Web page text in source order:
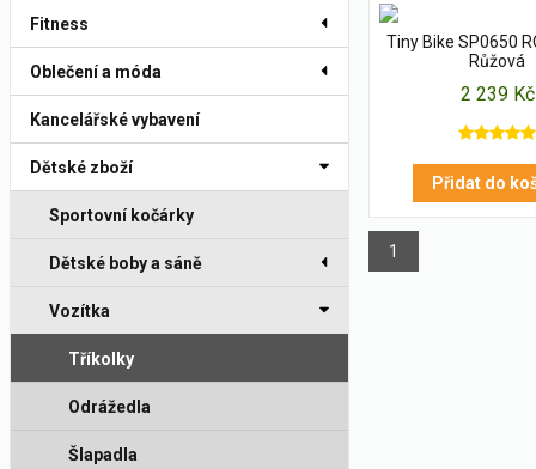
Fitness
Oblečení a móda
Kancelářské vybavení
Dětské zboží
Sportovní kočárky
Dětské boby a sáně
Vozítka
Tříkolky
Odrážedla
Šlapadla
Tiny Bike SP0650
Růžová
2 239 Kč
Přidat do
1